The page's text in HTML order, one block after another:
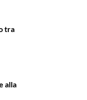
tra
alla